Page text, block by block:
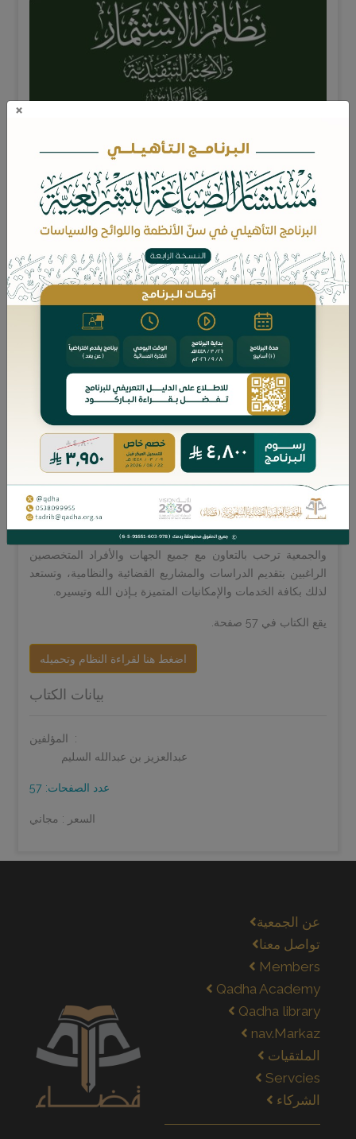
تشرُف الجمعية العلمية القضائية السعودية (قضاء) -ضمن سلسلة
الأنظمة التي تعمل على إخراجها- أن تصافح أياديكم الكريمة بهذه
النسخة المميزة من "نظام الاستثمار ولائحته التنفيذية مع
الفهارس"، وترجو أن تكون مساندة للجميـع من خلال الاستفادة
منها وما تحويه من مزايا عديدة.
ولا يفوتنا بهذه المناسبة شكر من اعتنى بهذا الملف وفهرسته
وتقديمه إلى الجمعية لإخراجه ونشره؛ وهو صاحب الفضيلة: د.
عبدالعزيز بن عبدالله بن عبدالعزيز السليّم، وفقه الله.
والجمعية ترحب بالتعاون مع جميع الجهات والأفراد المتخصصين
الراغبين بتقديم الدراسات والمشاريع القضائية والنظامية، وتستعد
لذلك بكافة الخدمات والإمكانيات المتميزة بـإذن الله وتيسيره.
يقع الكتاب في 57 صفحة.
اضغط هنا لقراءة النظام وتحميله
بيانات الكتاب
المؤلفين:
عبدالعزيز بن عبدالله السليم
عدد الصفحات: 57
السعر : مجاني
عن الجمعية
تواصل معنا
Members
Qadha Academy
Qadha library
nav.Markaz
الملتقيات
Servcies
الشركاء
×